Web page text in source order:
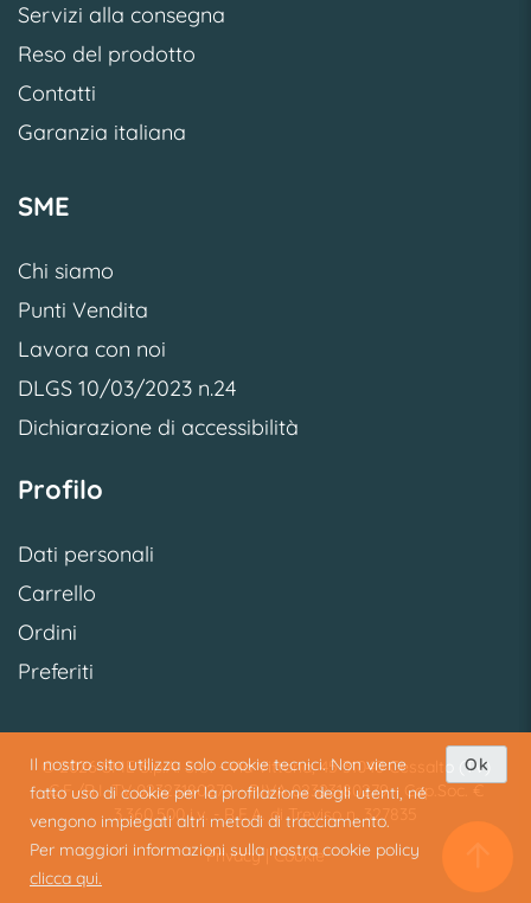
Il nostro sito utilizza solo cookie tecnici. Non viene
fatto uso di cookie per la profilazione degli utenti, né
vengono impiegati altri metodi di tracciamento.
Per maggiori informazioni sulla nostra cookie policy
clicca qui.
Ok
Servizi alla consegna
Reso del prodotto
Contatti
Garanzia italiana
SME
Chi siamo
Punti Vendita
Lavora con noi
DLGS 10/03/2023 n.24
Dichiarazione di accessibilità
Profilo
Dati personali
Carrello
Ordini
Preferiti
© 2026 SME S.p.A. S.U. - Via Vittoria, 45 31040 Cessalto (TV)
C.F./R.I. TV 02323180279 - P.IVA 02323180279 - Cap.Soc. €
3.360.500 i.v. - R.E.A. di Treviso n. 327835
Privacy|Cookie